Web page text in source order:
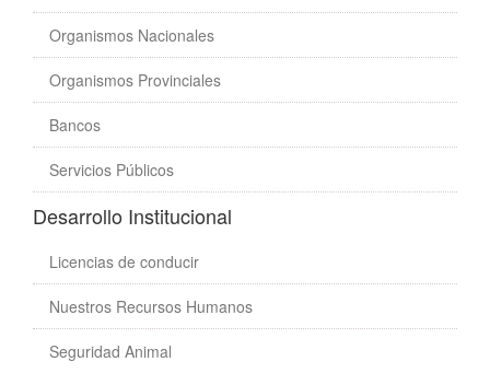
Organismos Nacionales
Organismos Provinciales
Bancos
Servicios Públicos
Desarrollo Institucional
Licencias de conducir
Nuestros Recursos Humanos
Seguridad Animal